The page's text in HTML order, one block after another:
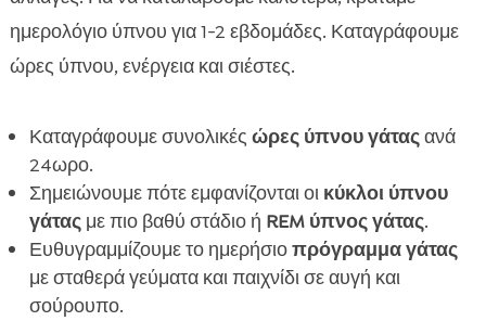
ημερολόγιο ύπνου για 1-2 εβδομάδες. Καταγράφουμε
ώρες ύπνου, ενέργεια και σιέστες.
Καταγράφουμε συνολικές ώρες ύπνου γάταςανά
24ωρο.
Σημειώνουμε πότε εμφανίζονται οι κύκλοι ύπνου
γάταςμε πιο βαθύ στάδιο ή REM ύπνος γάτας.
Ευθυγραμμίζουμε το ημερήσιοπρόγραμμα γάτας
με σταθερά γεύματα και παιχνίδι σε αυγή και
σούρουπο.